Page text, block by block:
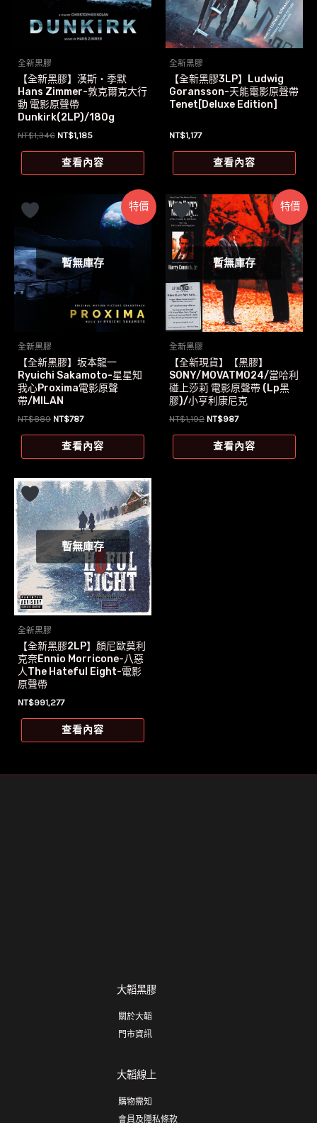
全新黑膠
【全新黑膠】漢斯‧季默
Hans Zimmer-敦克爾克大行
動 電影原聲帶
Dunkirk(2LP)/180g
NT$1,346 原
價
格：
NT$1,185目
價
格：
查看內容
全新黑膠
【全新黑膠3LP】Ludwig
Goransson-天能電影原聲帶
Tenet[Deluxe Edition]
NT$1,177
查看內容
特價
暫無庫存
全新黑膠
【全新黑膠】坂本龍一
Ryuichi Sakamoto-星星知
我心Proxima電影原聲
帶/MILAN
NT$889 原
格：
NT$787目
價
格：
查看內容
特價
暫無庫存
全新黑膠
【全新現貨】【黑膠】
SONY/MOVATM024/當哈利
碰上莎莉 電影原聲帶 (Lp黑
膠)/小亨利康尼克
NT$1,192 原
價
格：
NT$987目
價
格：
查看內容
暫無庫存
全新黑膠
【全新黑膠2LP】顏尼歐莫利
克奈Ennio Morricone-八惡
人The Hateful Eight-電影
原聲帶
NT$991,277
查看內容
大韜黑膠
關於大韜
門市資訊
大韜線上
購物需知
會員及隱私條款